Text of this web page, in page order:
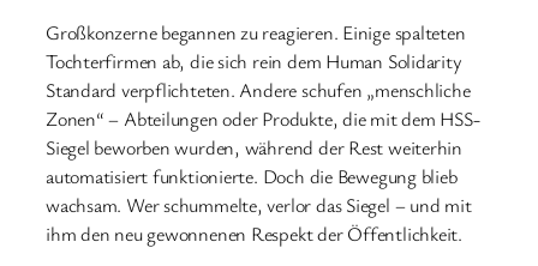
Großkonzerne begannen zu reagieren. Einige spalteten
Tochterfirmen ab, die sich rein dem Human Solidarity
Standard verpflichteten. Andere schufen „menschliche
Zonen“ – Abteilungen oder Produkte, die mit dem HSS-
Siegel beworben wurden, während der Rest weiterhin
automatisiert funktionierte. Doch die Bewegung blieb
wachsam. Wer schummelte, verlor das Siegel – und mit
ihm den neu gewonnenen Respekt der Öffentlichkeit.